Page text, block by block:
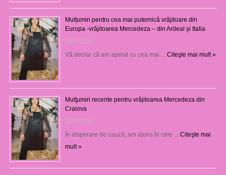
Mulțumiri pentru cea mai puternică vrăjitoare din
Europa -vrăjitoarea Mercedeza – din Ardeal și Italia
23/07/2026
Vă declar că am apelat cu cea mai … Citeşte mai mult »
Mulţumiri recente pentru vrăjitoarea Mercedeza din
Craiova
22/07/2026
În disperare de cauză, am ajuns în cele … Citeşte mai
mult »